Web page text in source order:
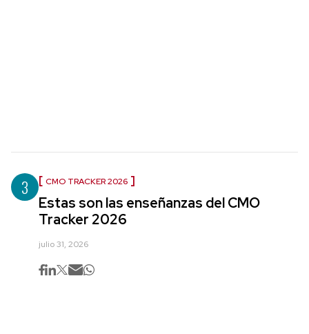
3 CMO TRACKER 2026
Estas son las enseñanzas del CMO
Tracker 2026
julio 31, 2026